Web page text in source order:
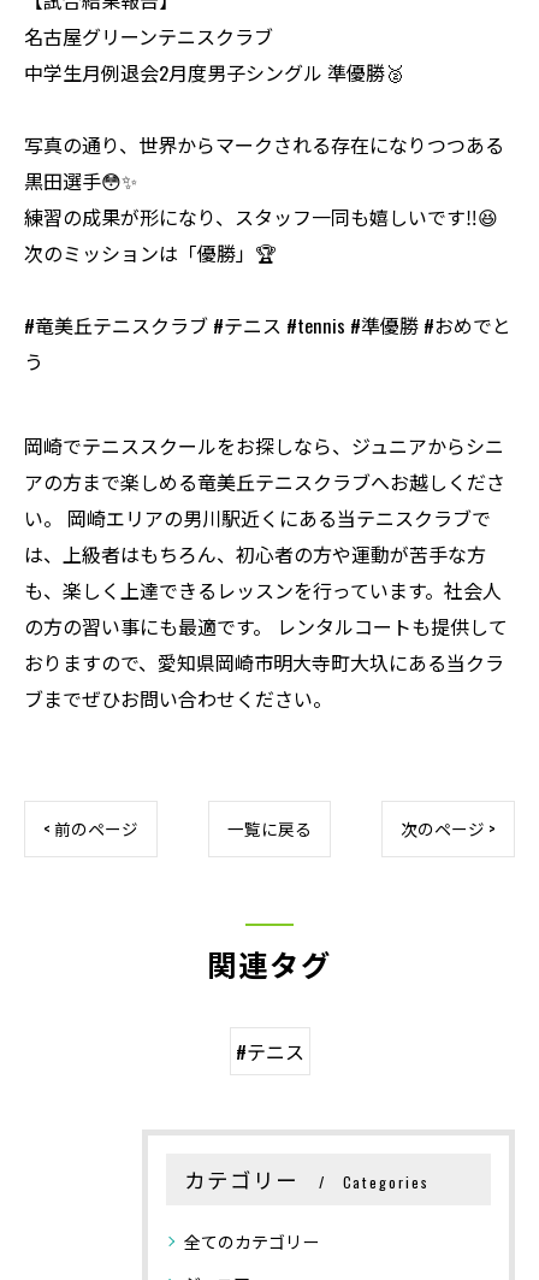
名古屋グリーンテニスクラブ
中学生月例退会2月度男子シングル 準優勝🥈
写真の通り、世界からマークされる存在になりつつある
黒田選手😳✨
練習の成果が形になり、スタッフ一同も嬉しいです‼︎😆
次のミッションは「優勝」🏆
#竜美丘テニスクラブ #テニス #tennis #準優勝 #おめでと
う
岡崎でテニススクールをお探しなら、ジュニアからシニ
アの方まで楽しめる竜美丘テニスクラブへお越しくださ
い。 岡崎エリアの男川駅近くにある当テニスクラブで
は、上級者はもちろん、初心者の方や運動が苦手な方
も、楽しく上達できるレッスンを行っています。社会人
の方の習い事にも最適です。 レンタルコートも提供して
おりますので、愛知県岡崎市明大寺町大圦にある当クラ
ブまでぜひお問い合わせください。
< 前のページ 一覧に戻る 次のページ >
関連タグ
#テニス
カテゴリー Categories
全てのカテゴリー